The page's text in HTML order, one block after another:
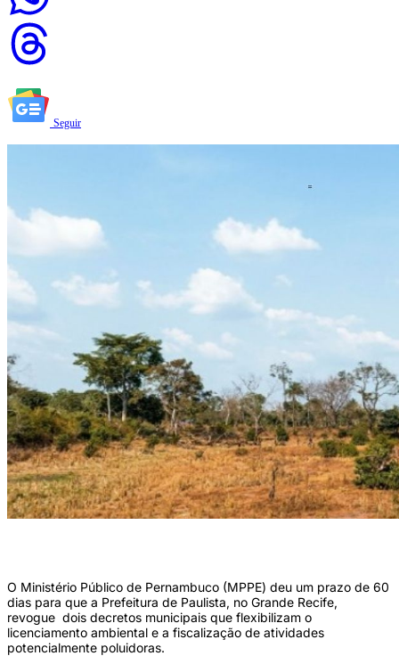
Seguir
O Ministério Público de Pernambuco (MPPE) deu um prazo de 60
dias para que a Prefeitura de Paulista, no Grande Recife,
revogue dois decretos municipais que flexibilizam o
licenciamento ambiental e a fiscalização de atividades
potencialmente poluidoras.